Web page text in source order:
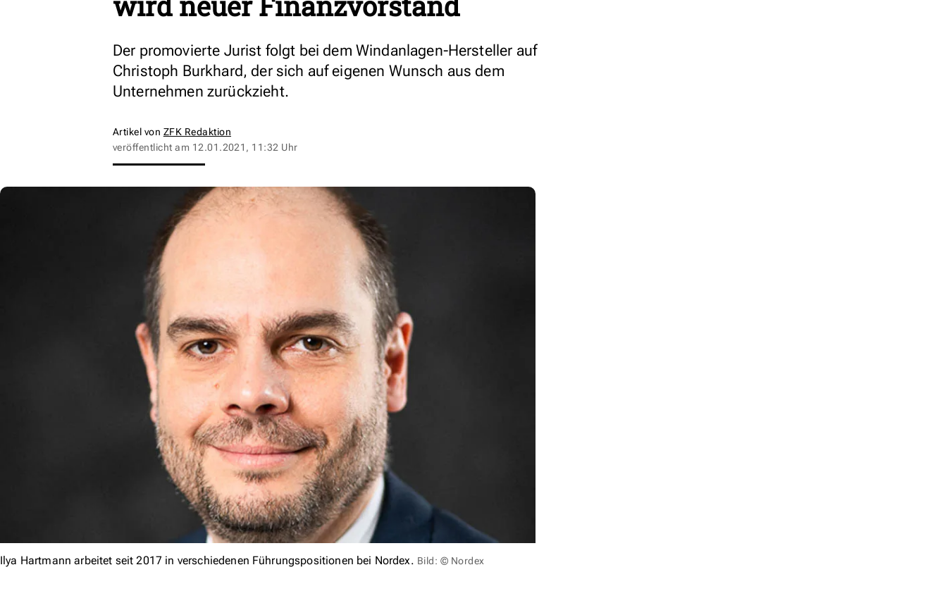
Der promovierte Jurist folgt bei dem Windanlagen-Hersteller auf
Christoph Burkhard, der sich auf eigenen Wunsch aus dem
Unternehmen zurückzieht.
Artikel von ZFK Redaktion
veröffentlicht am 12.01.2021, 11:32 Uhr
Ilya Hartmann arbeitet seit 2017 in verschiedenen Führungspositionen bei Nordex. Bild: © Nordex